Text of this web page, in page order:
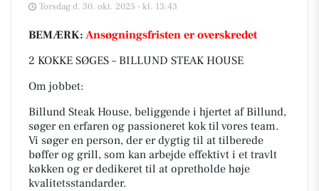
Torsdag d. 30. okt. 2025 - kl. 13:43
BEMÆRK: Ansøgningsfristen er overskredet
2 KOKKE SØGES – BILLUND STEAK HOUSE
Om jobbet:
Billund Steak House, beliggende i hjertet af Billund,
søger en erfaren og passioneret kok til vores team.
Vi søger en person, der er dygtig til at tilberede
bøffer og grill, som kan arbejde effektivt i et travlt
køkken og er dedikeret til at opretholde høje
kvalitetsstandarder.